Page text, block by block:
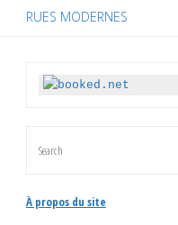
RUES MODERNES
À propos du site